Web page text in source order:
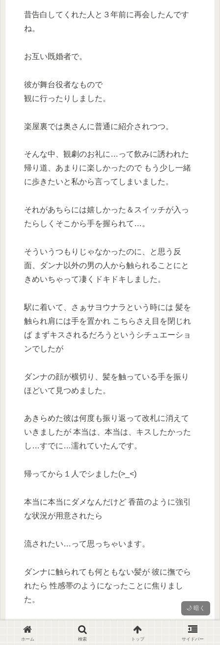
昔告白してくれた人と３年前に再会したんです
ね。
お互い既婚者で。
彼が舞台役者なもので
観に行ったりしました。
楽屋裏では奥さんに普通に紹介されつつ。
そんな中、観劇のお礼に…って飲みに誘われた
帰り道、あまりに楽しかったので もう少し一緒
に歩きたいと私から言ってしまいました。
それがあちらには嬉しかった＆スイッチが入っ
たらしくそこから手を握られて…。
そういうつもりじゃなかったのに、と思う反
面、ダンナ以外の男の人から触られることにと
きめいちゃって凄くドキドキしました。
駅に着いて、さぁサヨウナラという時には 髪を
触られ肩には手を置かれ こちらさえ目を閉じれ
ば まずキスされるだろうというシチュエーショ
ンでしたが
ダンナの顔が横切り、髪を触っている手を振り
ほどいて見つめました。
あきらめた彼は何度も振り返って改札に消えて
いきましたが 本当は、本当は、キスしたかった
し…すでに…濡れていたんです。
帰ってから１人でシました(>_<)
本当に本当にダメなんだけど 香苗のように強引
な状況が用意されたら
流されたい…って思っちゃいます。
ダンナに触られても何ともない髪が 彼に撫でら
れたら 性感帯のようになったことに焦りまし
た。
許されるなら、、、
彼とシたいです。
ホーム 検索 トップ サイドバー
🌙 暗く